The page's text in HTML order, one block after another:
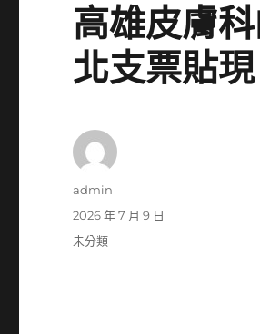
高雄皮膚
北支票貼現
作
admin
發
佈
2026 年 7 月 9 日
分
未分類